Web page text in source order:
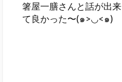
箸屋一膳さんと話が出来
て良かった〜(๑>◡<๑)